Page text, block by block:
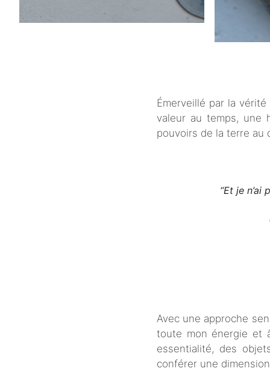
Émerveillé par la
valeur au temps, une
pouvoirs de la terre au
“Et je n’ai
Avec une approche
toute mon énergie et
essentialité, des
conférer une